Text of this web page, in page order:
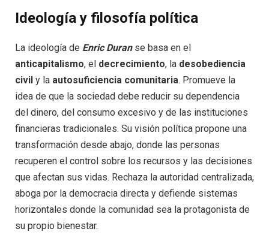
Ideología y filosofía política
La ideología de Enric Duranse basa en el
anticapitalismo, el decrecimiento, la desobediencia
civil y la autosuficiencia comunitaria. Promueve la
idea de que la sociedad debe reducir su dependencia
del dinero, del consumo excesivo y de las instituciones
financieras tradicionales. Su visión política propone una
transformación desde abajo, donde las personas
recuperen el control sobre los recursos y las decisiones
que afectan sus vidas. Rechaza la autoridad centralizada,
aboga por la democracia directa y defiende sistemas
horizontales donde la comunidad sea la protagonista de
su propio bienestar.